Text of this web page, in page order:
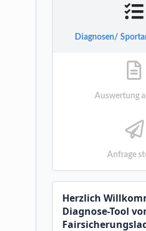
Diagnosen/
Auswertung
Anfrage
Herzlich
Diagnose-Tool